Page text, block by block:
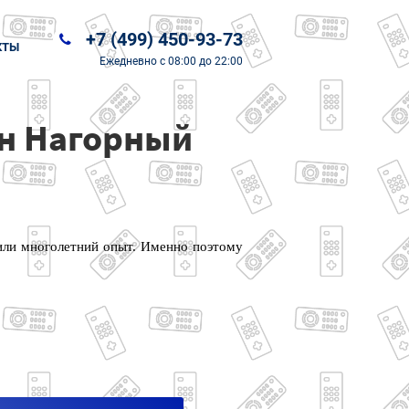
+7 (499) 450-93-73
Ежедневно с 08:00 до 22:00
Нагорный
многолетний опыт. Именно поэтому